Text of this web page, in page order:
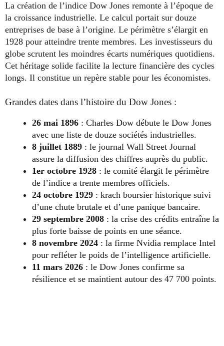
La création de l’indice Dow Jones remonte à l’époque de
la croissance industrielle. Le calcul portait sur douze
entreprises de base à l’origine. Le périmètre s’élargit en
1928 pour atteindre trente membres. Les investisseurs du
globe scrutent les moindres écarts numériques quotidiens.
Cet héritage solide facilite la lecture financière des cycles
longs. Il constitue un repère stable pour les économistes.
Grandes dates dans l’histoire du Dow Jones :
26 mai 1896 : Charles Dow débute le Dow Jones
avec une liste de douze sociétés industrielles.
8 juillet 1889 : le journal Wall Street Journal
assure la diffusion des chiffres auprès du public.
1er octobre 1928 : le comité élargit le périmètre
de l’indice a trente membres officiels.
24 octobre 1929 : krach boursier historique suivi
d’une chute brutale et d’une panique bancaire.
29 septembre 2008 : la crise des crédits entraîne la
plus forte baisse de points en une séance.
8 novembre 2024 : la firme Nvidia remplace Intel
pour refléter le poids de l’intelligence artificielle.
11 mars 2026 : le Dow Jones confirme sa
résilience et se maintient autour des 47 700 points.